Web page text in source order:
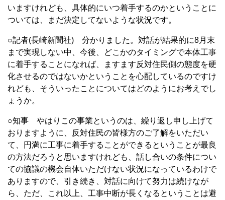
いますけれども、具体的にいつ着手するのかということに
ついては、まだ決定してないような状況です。
○記者(長崎新聞社) 分かりました。対話が結果的に8月末
まで実現しない中、今後、どこかのタイミングで本体工事
に着手することになれば、ますます反対住民側の態度を硬
化させるのではないかということを心配しているのですけ
れども、そういったことについてはどのようにお考えでし
ょうか。
○知事 やはりこの事業というのは、繰り返し申し上げて
おりますように、反対住民の皆様方のご了解をいただい
て、円満に工事に着手することができるということが最良
の方法だろうと思いますけれども、話し合いの条件につい
ての協議の機会自体いただけない状況になっているわけで
ありますので、引き続き、対話に向けて努力は続けなが
ら、ただ、これ以上、工事中断が長くなるということは避